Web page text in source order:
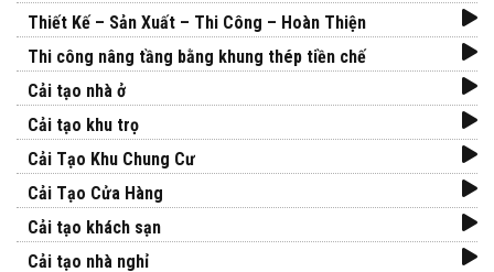
Thiết Kế – Sản Xuất – Thi Công – Hoàn Thiện
Thi công nâng tầng bằng khung thép tiền chế
Cải tạo nhà ở
Cải tạo khu trọ
Cải Tạo Khu Chung Cư
Cải Tạo Cửa Hàng
Cải tạo khách sạn
Cải tạo nhà nghỉ